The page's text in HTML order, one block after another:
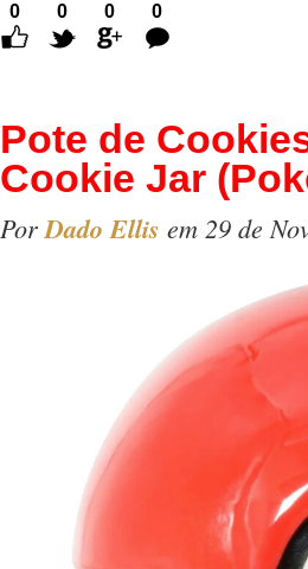
0 0 0
0
Comentários
Pote de
Cookie Jar
PorDado Ellis em 29 de